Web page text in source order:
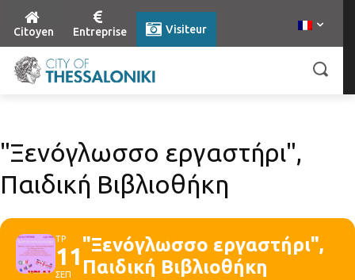
Citoyen Entreprise Visiteur
"Ξενόγλωσσο εργαστήρι",
Παιδική Βιβλιοθήκη
ΤΡ
11
ΣΕΠ
"Ξενόγλωσσο εργαστήρι",
Παιδική Βιβλιοθήκη